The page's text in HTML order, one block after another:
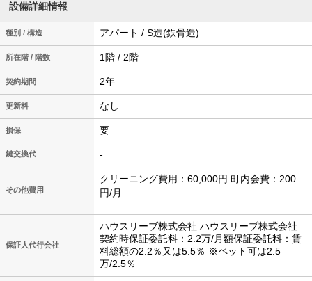
設備詳細情報
種別 / 構造 アパート / S造(鉄骨造)
所在階 / 階数 1階 / 2階
契約期間 2年
更新料 なし
損保 要
鍵交換代 -
その他費用
クリーニング費用：60,000円 町内会費：200
円/月
保証人代行会社
ハウスリーブ株式会社 ハウスリーブ株式会社
契約時保証委託料：2.2万/月額保証委託料：賃
料総額の2.2％又は5.5％ ※ペット可は2.5
万/2.5％